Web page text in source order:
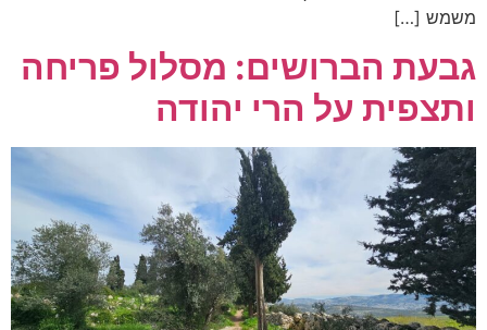
משמש […]
גבעת הברושים: מסלול פריחה
ותצפית על הרי יהודה